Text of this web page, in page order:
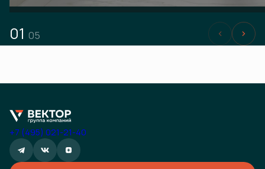
01 05
+7 (495) 021-21-40